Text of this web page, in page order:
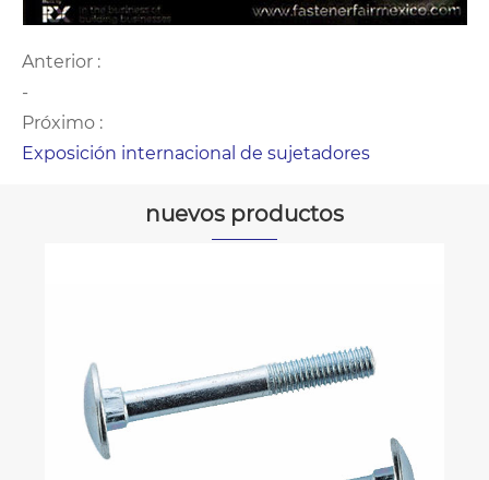
Anterior :
-
Próximo :
Exposición internacional de sujetadores
nuevos productos